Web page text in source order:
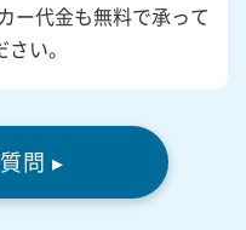
ー代金も無料で承って
い。
問 ▸